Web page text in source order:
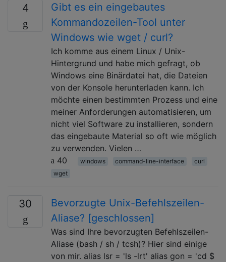
4
Gibt es ein eingebautes
Kommandozeilen-Tool unter
Windows wie wget / curl?
Ich komme aus einem Linux / Unix-
Hintergrund und habe mich gefragt, ob
Windows eine Binärdatei hat, die Dateien
von der Konsole herunterladen kann. Ich
möchte einen bestimmten Prozess und eine
meiner Anforderungen automatisieren, um
nicht viel Software zu installieren, sondern
das eingebaute Material so oft wie möglich
zu verwenden. Vielen …
40
windows command-line-interface
curl
wget
30
Bevorzugte Unix-Befehlszeilen-
Aliase? [geschlossen]
Was sind Ihre bevorzugten Befehlszeilen-
Aliase (bash / sh / tcsh)? Hier sind einige
von mir. alias lsr = 'ls -lrt' alias gon = 'cd $